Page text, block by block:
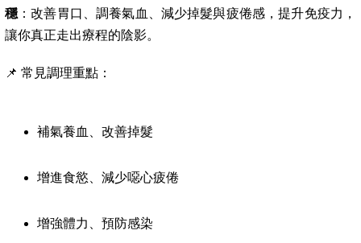
穩 ：改善胃口、調養氣血、減少掉髮與疲倦感，提升免疫力，
讓你真正走出療程的陰影。
📌 常見調理重點：
補氣養血、改善掉髮
增進食慾、減少噁心疲倦
增強體力、預防感染